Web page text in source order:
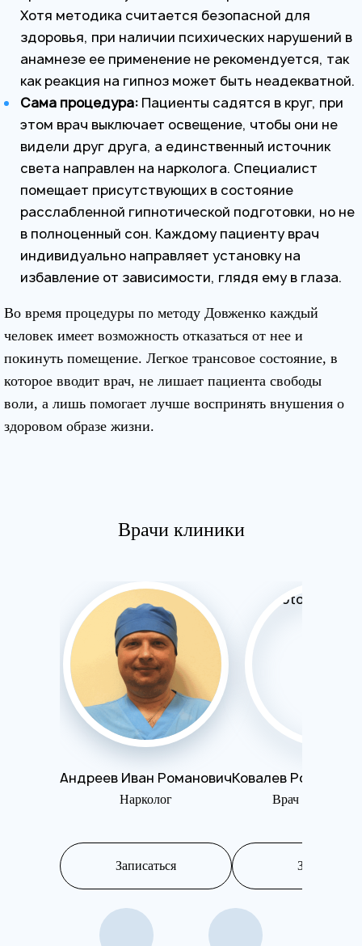
Хотя методика считается безопасной для
здоровья, при наличии психических нарушений в
анамнезе ее применение не рекомендуется, так
как реакция на гипноз может быть неадекватной.
Сама процедура: Пациенты садятся в круг, при
этом врач выключает освещение, чтобы они не
видели друг друга, а единственный источник
света направлен на нарколога. Специалист
помещает присутствующих в состояние
расслабленной гипнотической подготовки, но не
в полноценный сон. Каждому пациенту врач
индивидуально направляет установку на
избавление от зависимости, глядя ему в глаза.
Во время процедуры по методу Довженко каждый
человек имеет возможность отказаться от нее и
покинуть помещение. Легкое трансовое состояние, в
которое вводит врач, не лишает пациента свободы
воли, а лишь помогает лучше воспринять внушения о
здоровом образе жизни.
Врачи клиники
Андреев Иван Романович
Нарколог
Записаться
Ковалев Роман
Врач
Записаться